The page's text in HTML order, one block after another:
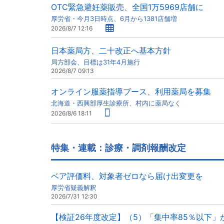
OTC緊急避妊薬販売、全国1万5969店舗に
厚労省・今月3日時点、6月から1381店舗増
2026/8/7 12:16
日本薬局方、二十改正へ基本方針
局方部会、目標は31年4月施行
2026/8/7 09:13
オンライン服薬指導ブース、利用薬局を募集
北海道・西興部厚生診療所、村内に薬局なく
2026/8/6 18:11
特集・連載：診療・調剤報酬改定
ベア評価料、対象者ゼロなら届け出変更を
厚労省疑義解釈
2026/7/31 12:30
【検証26年度改定】（5）「集中率85％以下」